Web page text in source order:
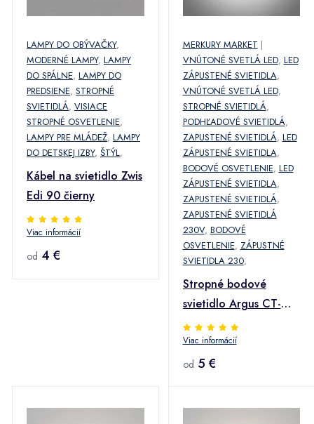
LAMPY DO OBÝVAČKY,
MODERNÉ LAMPY, LAMPY
DO SPÁLNE, LAMPY DO
PREDSIENE, STROPNÉ
SVIETIDLÁ, VISIACE
STROPNÉ OSVETLENIE,
LAMPY PRE MLÁDEŽ, LAMPY
DO DETSKEJ IZBY, ŠTÝL,
Kábel na svietidlo Zwis
Edi 90 čierny
Viac informácií
od 4 €
MERKURY MARKET |
VNÚTONÉ SVETLÁ LED, LED
ZÁPUSTENÉ SVIETIDLA,
VNÚTONÉ SVETLÁ LED,
STROPNÉ SVIETIDLÁ,
PODHĽADOVÉ SVIETIDLÁ,
ZAPUSTENÉ SVIETIDLÁ, LED
ZÁPUSTENÉ SVIETIDLA,
BODOVÉ OSVETLENIE, LED
ZÁPUSTENÉ SVIETIDLA,
ZAPUSTENÉ SVIETIDLÁ,
ZAPUSTENÉ SVIETIDLÁ
230V, BODOVÉ
OSVETLENIE, ZÁPUSTNÉ
SVIETIDLA 230,
Stropné bodové
svietidlo Argus CT-
2115-C
Viac informácií
od 5 €